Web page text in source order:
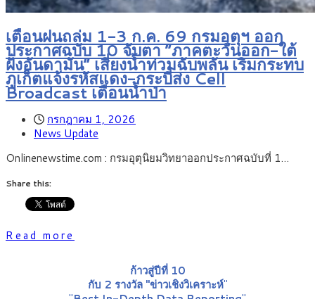
เตือนฝนถล่ม 1-3 ก.ค. 69 กรมอุตุฯ ออก
ประกาศฉบับ 10 จับตา “ภาคตะวันออก-ใต้
ฝั่งอันดามัน” เสี่ยงน้ำท่วมฉับพลัน เริ่มกระทบ
ภูเก็ตแจ้งรหัสแดง-กระบี่ส่ง Cell
Broadcast เตือนน้ำป่า
กรกฎาคม 1, 2026
News Update
Onlinenewstime.com : กรมอุตุนิยมวิทยาออกประกาศฉบับที่ 1…
Share this:
Read more
ก้าวสู่ปีที่ 10
กับ 2 รางวัล "ข่าวเชิงวิเคราะห์"